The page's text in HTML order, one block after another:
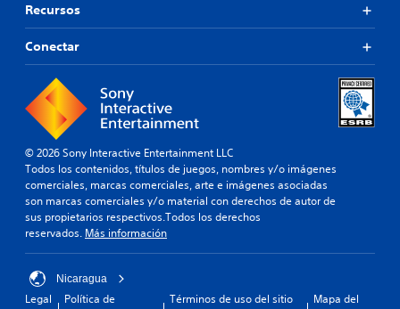
Recursos
Conectar
© 2026 Sony Interactive Entertainment LLC
Todos los contenidos, títulos de juegos, nombres y/o imágenes
comerciales, marcas comerciales, arte e imágenes asociadas
son marcas comerciales y/o material con derechos de autor de
sus propietarios respectivos.Todos los derechos
reservados. Más información
Nicaragua
Legal
Política de
Términos de uso del sitio
Mapa del